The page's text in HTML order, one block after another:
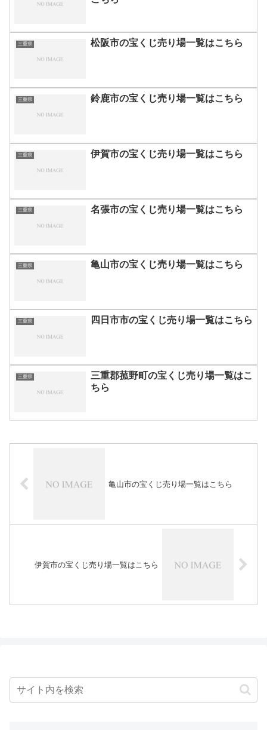
三重県 松阪市の宝くじ売り場一覧はこちら
三重県 鈴鹿市の宝くじ売り場一覧はこちら
三重県 伊賀市の宝くじ売り場一覧はこちら
三重県 名張市の宝くじ売り場一覧はこちら
三重県 亀山市の宝くじ売り場一覧はこちら
三重県 四日市市の宝くじ売り場一覧はこちら
三重県
三重郡菰野町の宝くじ売り場一覧はこ
ちら
亀山市の宝くじ売り場一覧はこちら
伊賀市の宝くじ売り場一覧はこちら